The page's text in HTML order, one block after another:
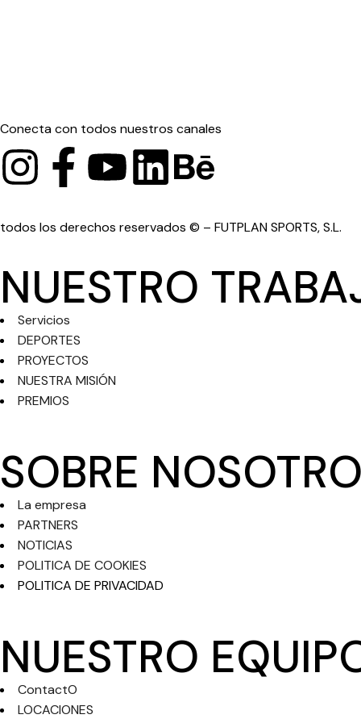
Conecta con todos nuestros canales
todos los derechos reservados © – FUTPLAN SPORTS, S.L.
NUESTRO
Servicios
DEPORTES
PROYECTOS
NUESTRA MISIÓN
PREMIOS
SOBRE
La empresa
PARTNERS
NOTICIAS
POLITICA DE COOKIES
POLITICA DE PRIVACIDAD
NUESTRO
ContactO
LOCACIONES